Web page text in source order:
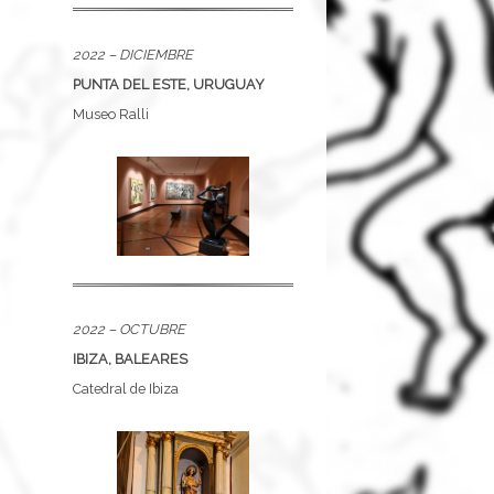
2022 – DICIEMBRE
PUNTA DEL ESTE, URUGUAY
Museo Ralli
2022 – OCTUBRE
IBIZA, BALEARES
Catedral de Ibiza